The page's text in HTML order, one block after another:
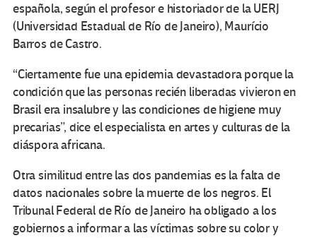
española, según el profesor e historiador de la UERJ
(Universidad Estadual de Río de Janeiro), Maurício
Barros de Castro.
“Ciertamente fue una epidemia devastadora porque la
condición que las personas recién liberadas vivieron en
Brasil era insalubre y las condiciones de higiene muy
precarias”, dice el especialista en artes y culturas de la
diáspora africana.
Otra similitud entre las dos pandemias es la falta de
datos nacionales sobre la muerte de los negros. El
Tribunal Federal de Río de Janeiro ha obligado a los
gobiernos a informar a las víctimas sobre su color y